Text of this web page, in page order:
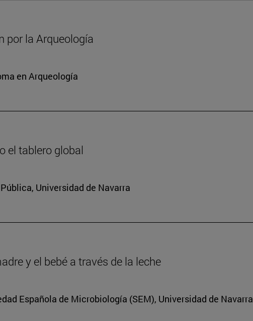
por la Arqueología
en Arqueología
el tablero global
Universidad de Navarra
y el bebé a través de la leche
Española de Microbiología (SEM), Universidad de Navarra